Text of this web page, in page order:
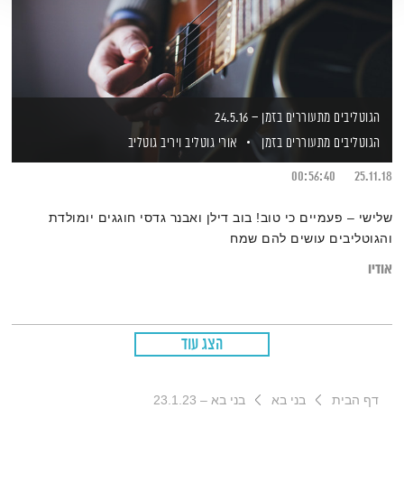
הגוטליבים מתעוררים בזמן – 24.5.16
הגוטליבים מתעוררים בזמן
אורי גוטליב ויריב גוטליב
25.11.18
00:56:40
שלישי – פעמיים כי טוב! בוב דילן ואבנר גדסי חוגגים יומולדת
והגוטליבים עושים להם שמח
אודיו
הצג עוד
דף הבית בני בא בני בא – 23.1.23